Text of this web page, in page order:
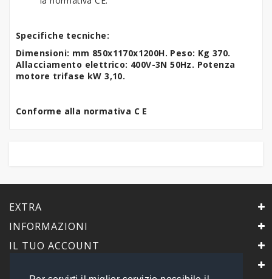
Specifiche tecniche:
Dimensioni: mm 850x1170x1200H. Peso: Kg 370.
Allacciamento elettrico: 400V-3N 50Hz. Potenza
motore trifase kW 3,10.
Conforme alla normativa C E
EXTRA
INFORMAZIONI
IL TUO ACCOUNT